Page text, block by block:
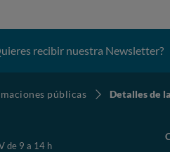
recibir nuestra Newsletter?
públicas Detalles de
de 9 a 14 h